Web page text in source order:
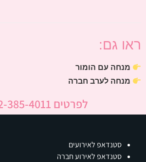
ראו גם:
מנחה עם הומור
מנחה לערב חברה
לפרטים 052-385-4011
סטנדאפ לאירועים
סטנדאפ לאירוע חברה